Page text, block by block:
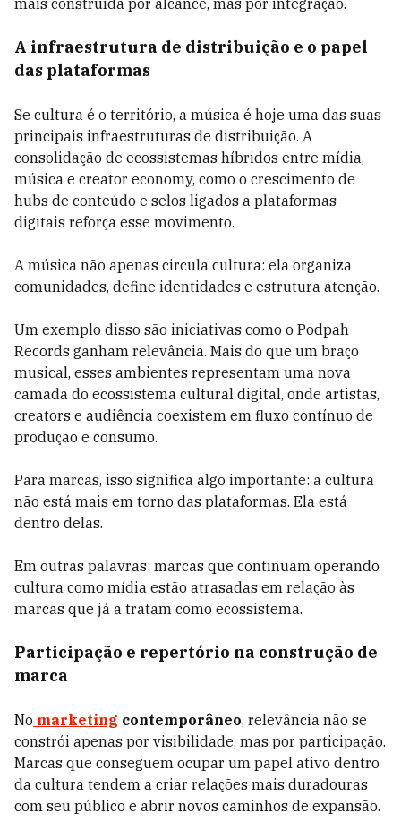
mais construída por alcance, mas por integração.
A infraestrutura de distribuição e o papel
das plataformas
Se cultura é o território, a música é hoje uma das suas
principais infraestruturas de distribuição. A
consolidação de ecossistemas híbridos entre mídia,
música e creator economy, como o crescimento de
hubs de conteúdo e selos ligados a plataformas
digitais reforça esse movimento.
A música não apenas circula cultura: ela organiza
comunidades, define identidades e estrutura atenção.
Um exemplo disso são iniciativas como o Podpah
Records ganham relevância. Mais do que um braço
musical, esses ambientes representam uma nova
camada do ecossistema cultural digital, onde artistas,
creators e audiência coexistem em fluxo contínuo de
produção e consumo.
Para marcas, isso significa algo importante: a cultura
não está mais em torno das plataformas. Ela está
dentro delas.
Em outras palavras: marcas que continuam operando
cultura como mídia estão atrasadas em relação às
marcas que já a tratam como ecossistema.
Participação e repertório na construção de
marca
No marketing contemporâneo, relevância não se
constrói apenas por visibilidade, mas por participação.
Marcas que conseguem ocupar um papel ativo dentro
da cultura tendem a criar relações mais duradouras
com seu público e abrir novos caminhos de expansão.